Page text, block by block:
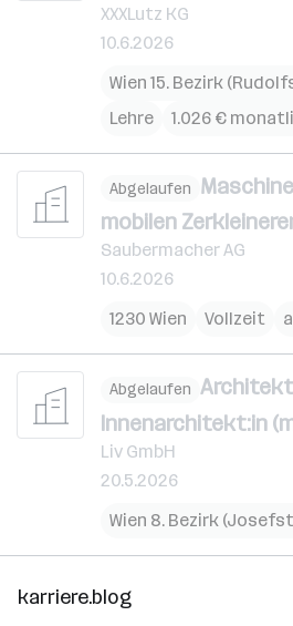
XXXLutz KG
10.6.2026
Wien 15. Bezirk
Lehre
1.026 €
Abgelaufen
mobilen
Saubermacher AG
10.6.2026
1230 Wien
Vollzeit
Abgelaufen
Innenarchitekt:in
Liv GmbH
20.5.2026
Wien 8. Bezirk
karriere.blog